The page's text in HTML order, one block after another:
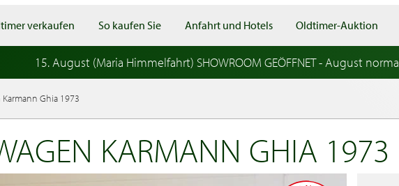
verkaufen So kaufen Sie Anfahrt und Hotels Oldtimer-Auktion
15. August (Maria Himmelfahrt) SHOWROOM GEÖFFNET - August normal
Ghia 1973
KARMANN GHIA 1973